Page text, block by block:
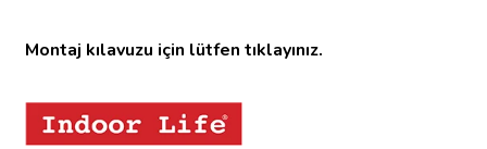
Montaj kılavuzu için lütfen tıklayınız.